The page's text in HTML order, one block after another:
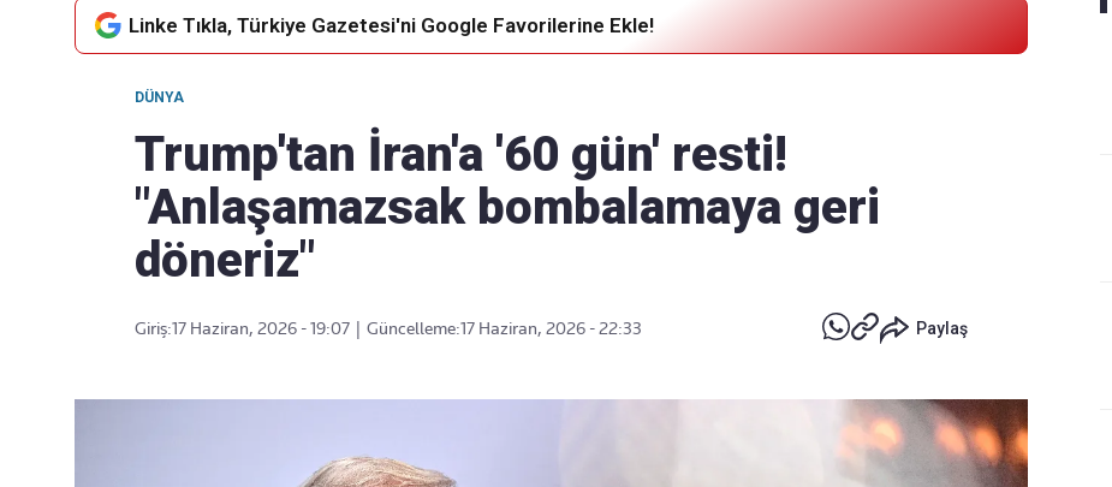
Favori mecralarınızda haber
akışımıza ulaşın
göndermek için
Linke Tıkla, Türkiye Gazetesi'ni Google Favorilerine Ekle!
DÜNYA
Trump'tan İran'a '60 gün' resti!
"Anlaşamazsak bombalamaya geri
döneriz"
Giriş:17 Haziran, 2026 - 19:07 Güncelleme:17 Haziran, 2026 - 22:33 Paylaş